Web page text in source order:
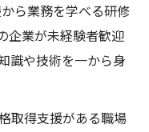
ら業務を学べる研修
企業が未経験者歓迎
識や技術を一から身
取得支援がある職場